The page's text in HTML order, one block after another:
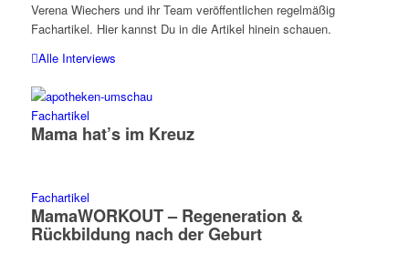
Verena Wiechers und ihr Team veröffentlichen regelmäßig
Fachartikel. Hier kannst Du in die Artikel hinein schauen.
Alle Interviews
Fachartikel
Mama hat’s im Kreuz
Fachartikel
MamaWORKOUT – Regeneration &
Rückbildung nach der Geburt